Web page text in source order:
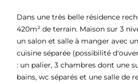
Dans une très belle résidence
420m² de terrain. Maison sur 3
un salon et salle à manger avec
cuisine séparée (possibilité
: un palier, 3 chambres dont une
bains, wc séparés et une salle de